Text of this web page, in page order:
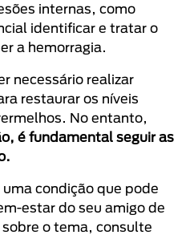
internas, como
identificar e tratar o
a hemorragia.
necessário realizar
restaurar os níveis
No entanto,
é fundamental seguir as
condição que pode
estar do seu amigo de
o tema, consulte